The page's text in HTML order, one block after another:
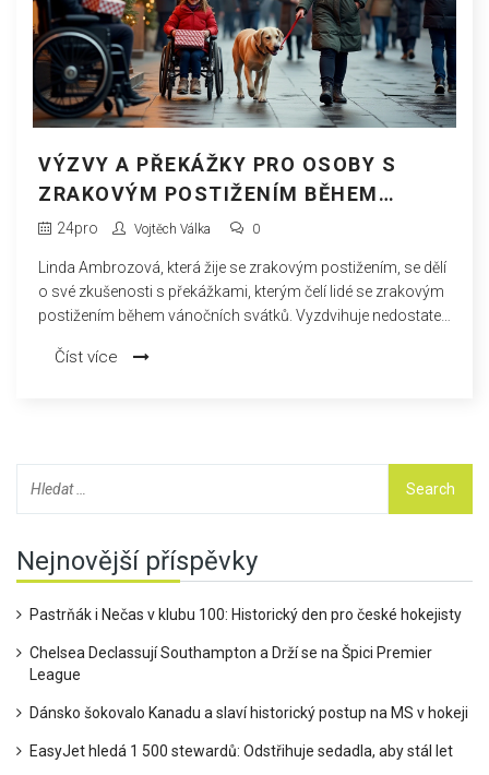
VÝZVY A PŘEKÁŽKY PRO OSOBY S
ZRAKOVÝM POSTIŽENÍM BĚHEM
VÁNOC
24pro Vojtěch Válka 0
Linda Ambrozová, která žije se zrakovým postižením, se dělí
o své zkušenosti s překážkami, kterým čelí lidé se zrakovým
postižením během vánočních svátků. Vyzdvihuje nedostatek
a na veřejné dopravě. Pomocí jednoduchých úprav, jako
Číst více
Nejnovější příspěvky
Pastrňák i Nečas v klubu 100: Historický den pro české hokejisty
Chelsea Declassují Southampton a Drží se na Špici Premier
League
Dánsko šokovalo Kanadu a slaví historický postup na MS v hokeji
EasyJet hledá 1 500 stewardů: Odstřihuje sedadla, aby stál let